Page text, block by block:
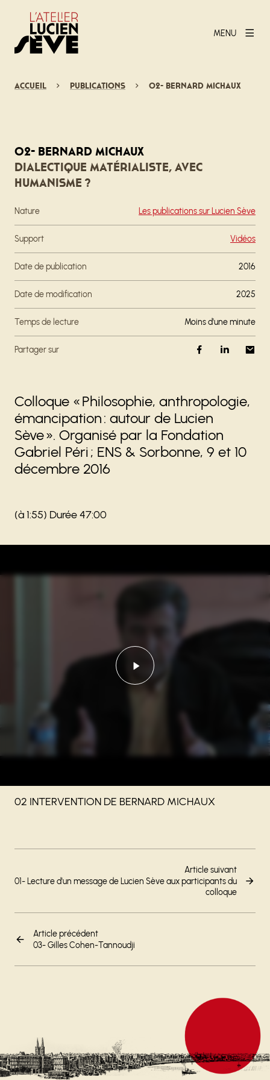
MENU
Accueil Publications 02- Bernard Michaux
02- Bernard Michaux
Dialectique matérialiste, avec
humanisme ?
Nature Les publications sur Lucien Sève
Support Vidéos
Date de publication 2016
Date de modification 2025
Temps de lecture moins d'une minute
Partager sur
Colloque « Philosophie, anthropologie,
émancipation : autour de Lucien
Sève ». Organisé par la Fondation
Gabriel Péri ; ENS & Sorbonne, 9 et 10
décembre 2016
(à 1:55) Durée 47:00
Lancer la vidéo - 02
02 INTERVENTION DE BERNARD MICHAUX
Article précédent
03- Gilles Cohen-Tannoudji
Article suivant
01- Lecture d'un message de Lucien Sève aux participants du
colloque